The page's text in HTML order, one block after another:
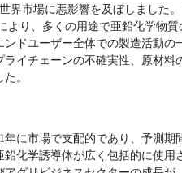
界市場に悪影響を及ぼしました
より、多くの用途で亜鉛化学物
ドユーザー全体での製造活動
イチェーンの不確実性、原材
。
年に市場で支配的であり、予測
化学誘導体が広く包括的に使